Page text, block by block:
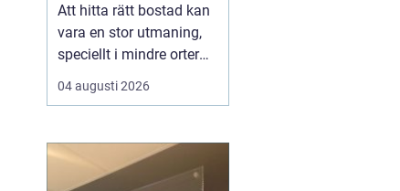
Att hitta rätt bostad kan
vara en stor utmaning,
speciellt i mindre orter
där utbudet kan vara
begränsat. Lediga
het potatis för den som
letar efter ett nytt boende
i denna charmiga del av
04 augusti 2026